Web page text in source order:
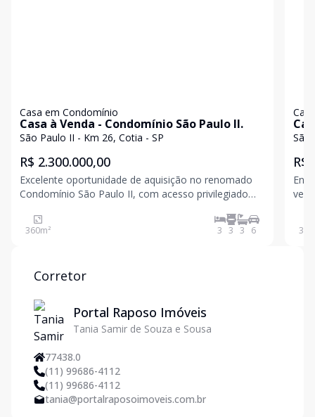
Casa em Condomínio
Casa à Venda - Condomínio São Paulo II.
São Paulo II - Km 26, Cotia - SP
R$ 2.300.000,00
Excelente oportunidade de aquisição no renomado
Condomínio São Paulo II, com acesso privilegiado
reconhecido por sua segurança, infraestrutura
completa e qualidade de vida. O imóvel dispõe de
360m² 3 3 3 6
R$
e
356
Corretor
Portal Raposo Imóveis
Tania Samir de Souza e Sousa
77438.0
(11) 99686-4112
(11) 99686-4112
tania@portalraposoimoveis.com.br